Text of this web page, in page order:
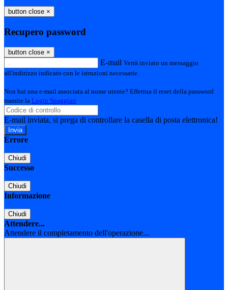
button close ×
Recupero password
button close ×
E-mail Verrà inviato un messaggio
all'indirizzo indicato con le istruzioni necessarie.
Non hai una e-mail associata al nome utente? Effettua il reset della password
tramite la Login Spaggiari
E-mail inviata, si prega di controllare la casella di posta elettronica!
Errore
Chiudi
Successo
Chiudi
Informazione
Chiudi
Attendere...
Attendere il completamento dell'operazione...